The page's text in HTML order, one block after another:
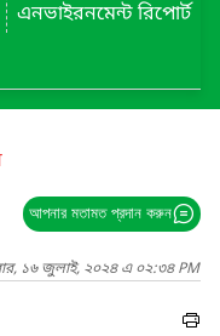
এনভাইরনমেন্ট রিপোর্ট
আপনার মতামত প্রদান করুন
১৬ জুলাই, ২০২৪ এ ০২:৩৪ PM